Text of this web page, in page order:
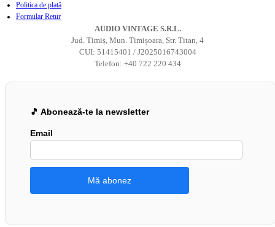
Politica de plată
Formular Retur
AUDIO VINTAGE S.R.L.
Jud. Timiș, Mun. Timișoara, Str. Titan, 4
CUI: 51415401 / J2025016743004
Telefon: +40 722 220 434
🎵 Abonează-te la newsletter
Email